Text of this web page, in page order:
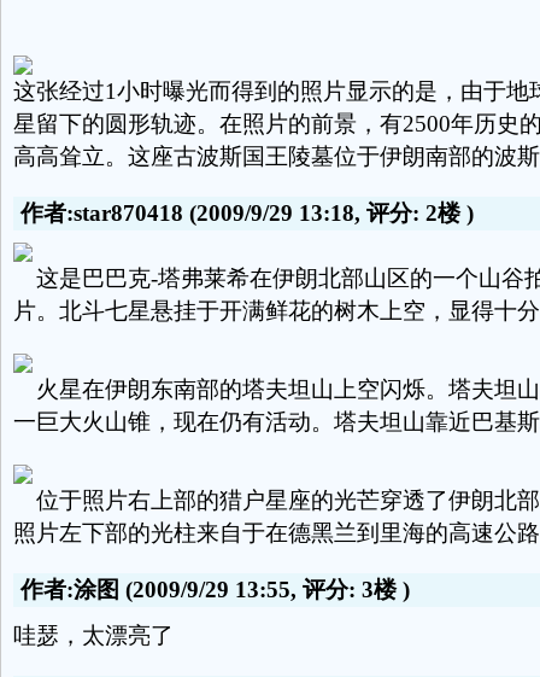
这张经过1小时曝光而得到的照片显示的是，由于地
星留下的圆形轨迹。在照片的前景，有2500年历史
高高耸立。这座古波斯国王陵墓位于伊朗南部的波
作者:star870418 (2009/9/29 13:18, 评分: 2楼)
这是巴巴克-塔弗莱希在伊朗北部山区的一个山谷
片。北斗七星悬挂于开满鲜花的树木上空，显得十
火星在伊朗东南部的塔夫坦山上空闪烁。塔夫坦
一巨大火山锥，现在仍有活动。塔夫坦山靠近巴基
位于照片右上部的猎户星座的光芒穿透了伊朗北
照片左下部的光柱来自于在德黑兰到里海的高速公
作者:涂图 (2009/9/29 13:55, 评分: 3楼)
哇瑟，太漂亮了